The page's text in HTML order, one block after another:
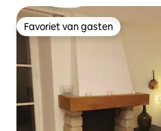
Favoriet van gasten
Favoriet van gasten